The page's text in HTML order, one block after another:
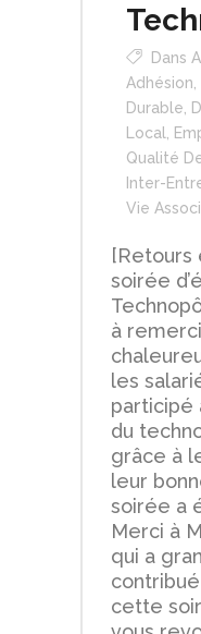
Dans
Adhésion
Durable
Local
Qualité
Inter-
Vie
[Retours
soirée
à
les
participé
du
grâce à
leur
soirée a
Merci à
qui a
cette